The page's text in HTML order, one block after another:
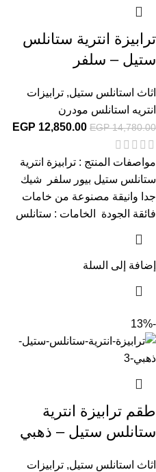
ترابيزة انترية ستانلس
ستيل – سلفر
اثاث استانلس ستيل, ترابيزات
انتريه استانلس مودرن
EGP14,780.00
EGP 12,850.00
مواصفات المنتج : ترابيزة انترية
ستانلس ستيل بيور سلفر شيك
جدا وانيقة مصنوعة من خامات
فائقة الجودة الخامات : ستانلس
إضافة إلى السلة
-13%
طقم ترابيزة انترية
ستانلس ستيل – ذهبي
اثاث استانلس ستيل, ترابيزات